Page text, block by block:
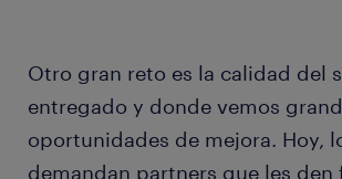
Otro gran reto es la calidad del
entregado y donde vemos
oportunidades de mejora. Hoy,
demandan partners que les